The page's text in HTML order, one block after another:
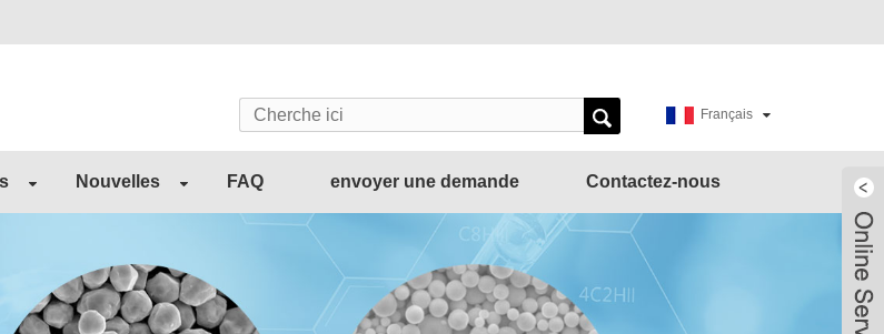
Français
Nouvelles FAQ envoyer une demande Contactez-nous